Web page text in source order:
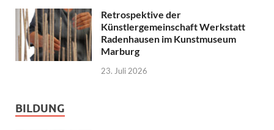
Retrospektive der
Künstlergemeinschaft Werkstatt
Radenhausen im Kunstmuseum
Marburg
23. Juli 2026
BILDUNG